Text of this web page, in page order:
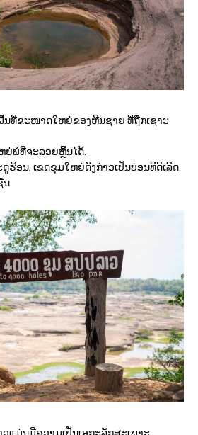
ພື້ນທີ່ຂະໜາດໃຫຍ່ຂອງຫີນຊາຍ ທີ່ຖືກເຊາະ
ຍ່ພໍທີ່ຈະລອຍຫຼິ້ນໄດ້.
ຮ້ອນ, ເຂດຂຸມໃຫຍ່ດັ່ງກ່າວເປັນບ່ອນທີ່ດີເລີດ
.